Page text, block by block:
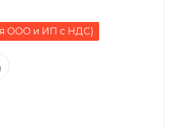
ООО и ИП с НДС)